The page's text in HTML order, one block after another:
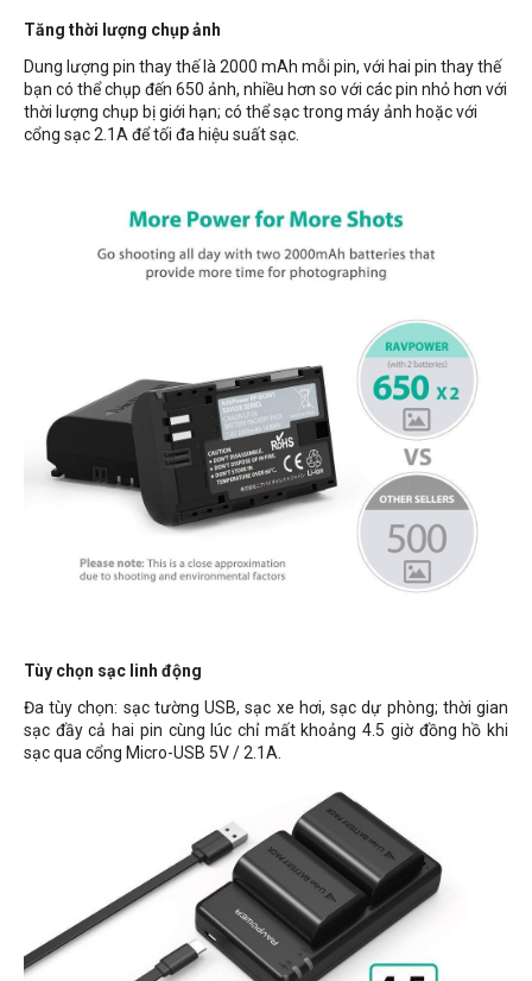
Tăng thời lượng chụp ảnh
Dung lượng pin thay thế là 2000 mAh mỗi pin, với hai pin thay thế
bạn có thể chụp đến 650 ảnh, nhiều hơn so với các pin nhỏ hơn với
thời lượng chụp bị giới hạn; có thể sạc trong máy ảnh hoặc với
cổng sạc 2.1A để tối đa hiệu suất sạc.
Tùy chọn sạc linh động
Đa tùy chọn: sạc tường USB, sạc xe hơi, sạc dự phòng; thời gian
sạc đầy cả hai pin cùng lúc chỉ mất khoảng 4.5 giờ đồng hồ khi
sạc qua cổng Micro-USB 5V / 2.1A.